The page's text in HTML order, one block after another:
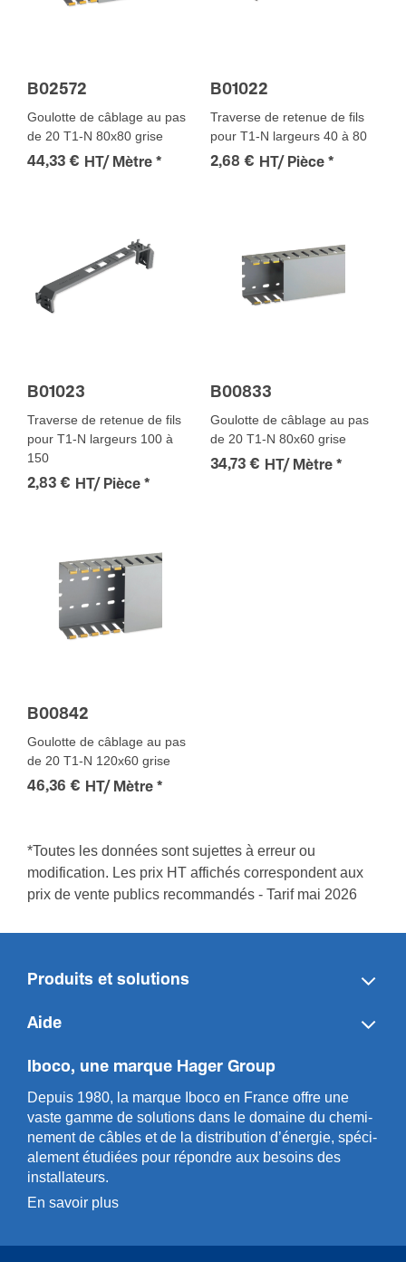
B02572
Goulotte de câblage au pas
de 20 T1-N 80x80 grise
44,33 € HT/ Mètre *
B01022
Traverse de retenue de fils
pour T1-N largeurs 40 à 80
2,68 € HT/ Pièce *
B01023
Traverse de retenue de fils
pour T1-N largeurs 100 à
150
2,83 € HT/ Pièce *
B00833
Goulotte de câblage au pas
de 20 T1-N 80x60 grise
34,73 € HT/ Mètre *
B00842
Goulotte de câblage au pas
de 20 T1-N 120x60 grise
46,36 € HT/ Mètre *
*Toutes les données sont sujettes à erreur ou
modification. Les prix HT affichés correspondent aux
prix de vente publics recommandés - Tarif mai 2026
Produits et solutions
Aide
Iboco, une marque Hager Group
Depuis 1980, la marque Iboco en France offre une
vaste gamme de solut­ions dans le domaine du chemi­
n­ement de câbles et de la distri­bution d’énergie, spéci­
a­l­ement étudiées pour répondre aux besoins des
installa­teurs.
En savoir plus